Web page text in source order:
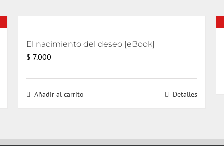
El nacimiento del deseo [eBook]
$ 7.000
Añadir al carrito Detalles